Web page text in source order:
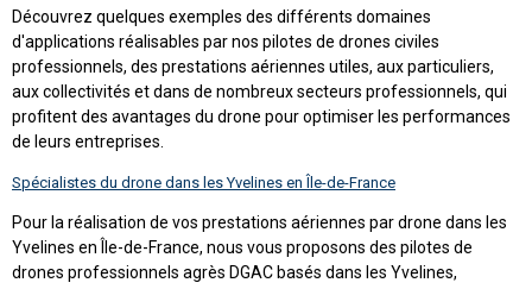
Découvrez quelques exemples des différents domaines
d'applications réalisables par nos pilotes de drones civiles
professionnels, des prestations aériennes utiles, aux particuliers,
aux collectivités et dans de nombreux secteurs professionnels, qui
profitent des avantages du drone pour optimiser les performances
de leurs entreprises.
Spécialistes du drone dans les Yvelines en Île-de-France
Pour la réalisation de vos prestations aériennes par drone dans les
Yvelines en Île-de-France, nous vous proposons des pilotes de
drones professionnels agrès DGAC basés dans les Yvelines,